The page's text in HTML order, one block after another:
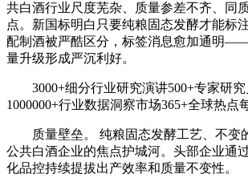
共白酒行业尺度芜杂、质量参差不齐、同
点。新国标明白只要纯粮固态发酵才能标
配制酒被严酷区分，标签消息愈加通明
量升级形成严沉利好。
3000+细分行业研究演讲500+专家研究
1000000+行业数据洞察市场365+全球热点
质量壁垒。 纯粮固态发酵工艺、不变
公共白酒企业的焦点护城河。头部企业通
化品控持续提拔出产效率和质量不变性。